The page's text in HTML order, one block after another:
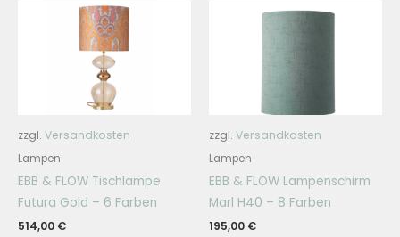
zzgl. Versandkosten
Lampen
EBB & FLOW Tischlampe
Futura Gold – 6 Farben
514,00 €
zzgl. Versandkosten
Lampen
EBB & FLOW Lampenschirm
Marl H40 – 8 Farben
195,00 €